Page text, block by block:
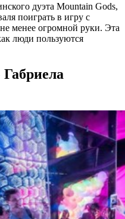
дуэта Mountain Gods,
поиграть в игру с
менее огромной руки. Эта
люди пользуются
Габриела